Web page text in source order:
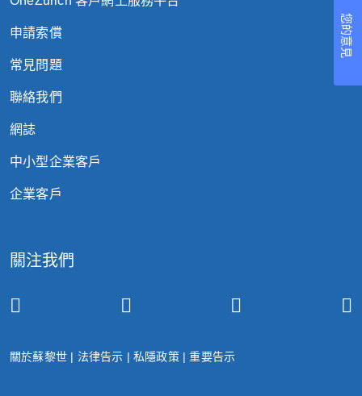
申請索償
常見問題
聯絡我們
網誌
中小型企業客戶
企業客戶
關注我們
關於蘇黎世 | 法律告示 |私隱政策|重要告示
您的意見